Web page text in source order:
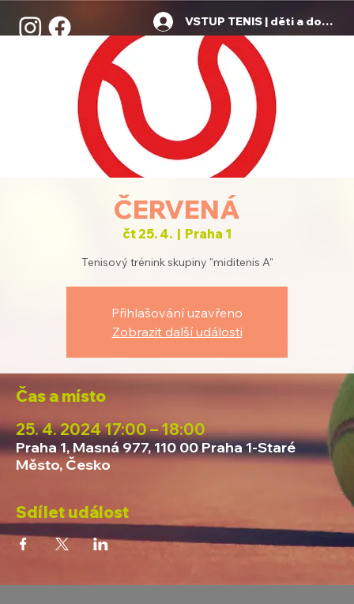
VSTUP TENIS | děti a dospělí
ČERVENÁ
čt 25. 4.
  |
Praha 1
Tenisový trénink skupiny "miditenis A"
Přihlašování uzavřeno
Zobrazit další události
Čas a místo
25. 4. 2024 17:00 – 18:00
Praha 1, Masná 977, 110 00 Praha 1-Staré
Město, Česko
Sdílet událost